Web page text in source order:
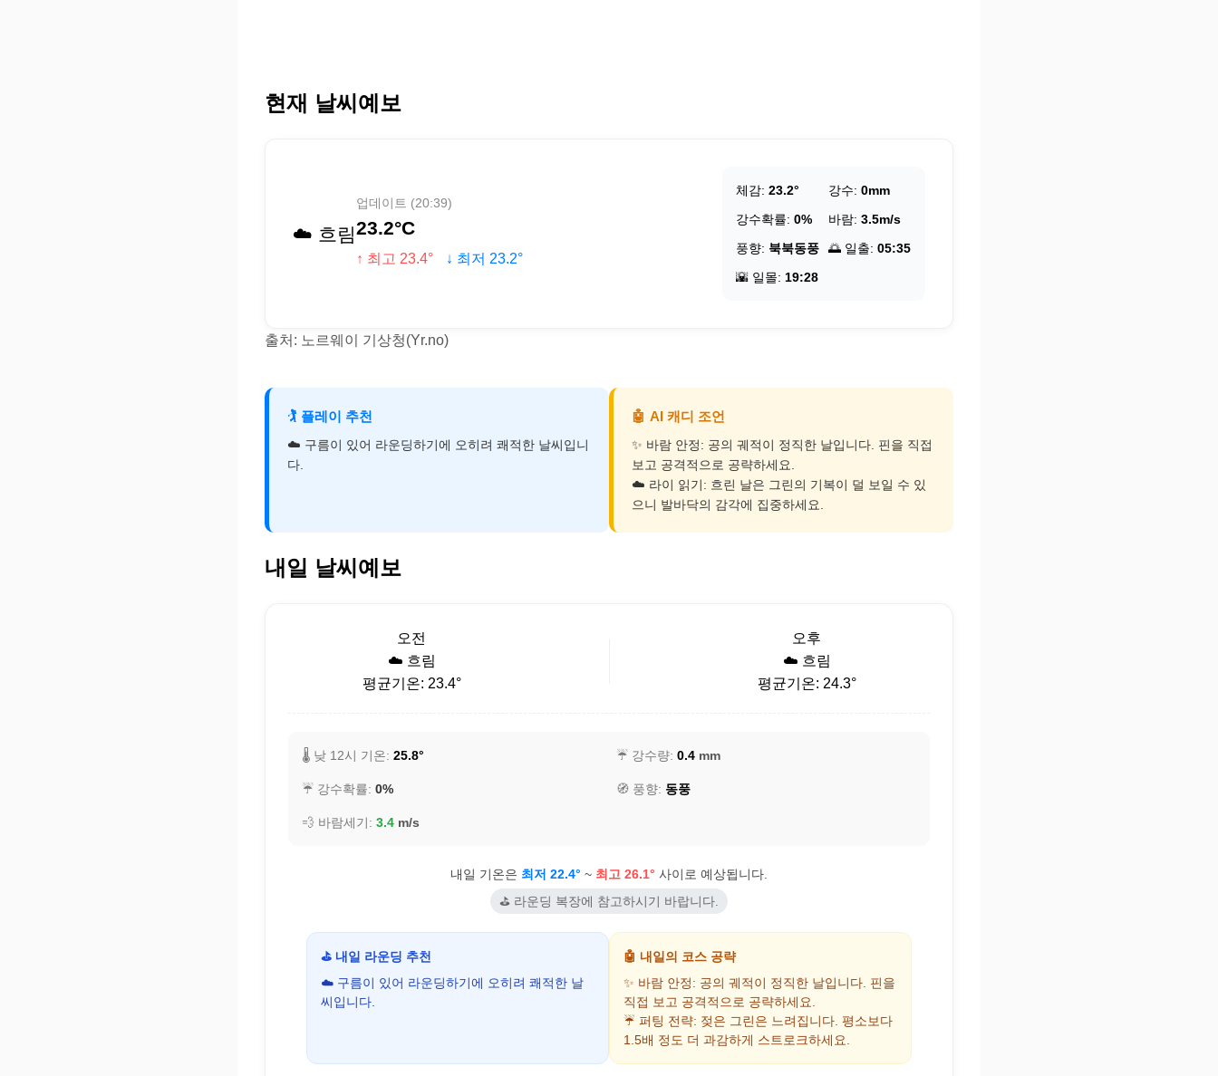
현재 날씨예보
☁️ 흐림
업데이트 (20:39)
23.2°C
↑ 최고 23.4° ↓ 최저 23.2°
체감: 23.2° 강수: 0mm
강수확률: 0% 바람: 3.5m/s
풍향: 북북동풍 🌅 일출: 05:35
🌇 일몰: 19:28
출처: 노르웨이 기상청(Yr.no)
🏌️ 플레이 추천
☁️ 구름이 있어 라운딩하기에 오히려 쾌적한 날씨입니
다.
🤖 AI 캐디 조언
✨ 바람 안정: 공의 궤적이 정직한 날입니다. 핀을 직접
보고 공격적으로 공략하세요.
☁️ 라이 읽기: 흐린 날은 그린의 기복이 덜 보일 수 있
으니 발바닥의 감각에 집중하세요.
내일 날씨예보
오전
☁️ 흐림
평균기온: 23.4°
오후
☁️ 흐림
평균기온: 24.3°
🌡️ 낮 12시 기온: 25.8° ☔ 강수량: 0.4 mm
☔ 강수확률: 0% 🧭 풍향: 동풍
💨 바람세기: 3.4 m/s
내일 기온은 최저 22.4° ~ 최고 26.1° 사이로 예상됩니다.
⛳ 라운딩 복장에 참고하시기 바랍니다.
⛳ 내일 라운딩 추천
☁️ 구름이 있어 라운딩하기에 오히려 쾌적한 날
씨입니다.
🤖 내일의 코스 공략
✨ 바람 안정: 공의 궤적이 정직한 날입니다. 핀을
직접 보고 공격적으로 공략하세요.
☔ 퍼팅 전략: 젖은 그린은 느려집니다. 평소보다
1.5배 정도 더 과감하게 스트로크하세요.